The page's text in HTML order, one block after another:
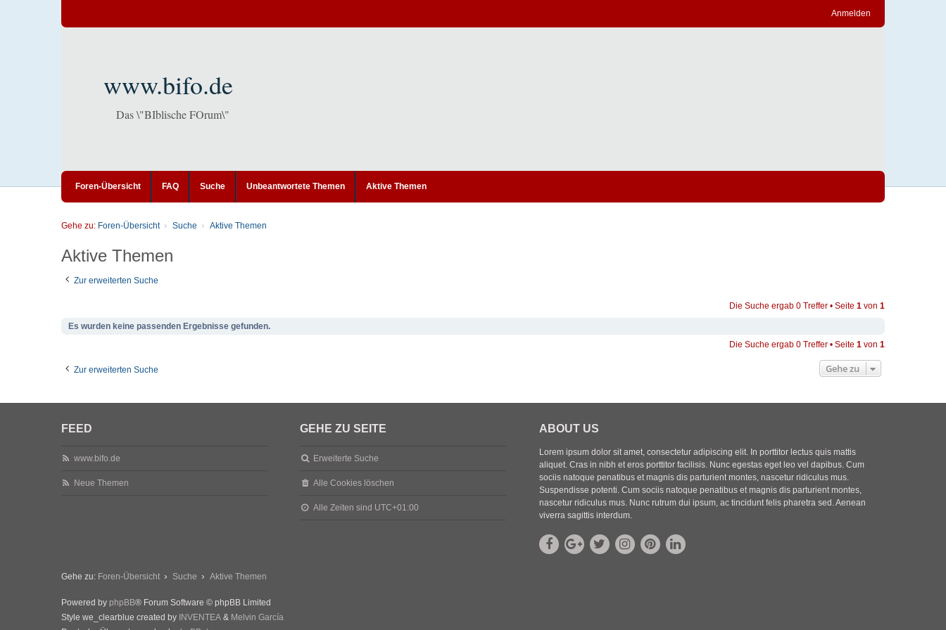
Anmelden
www.bifo.de
Das \"BIblische FOrum\"
Foren-Übersicht FAQ Suche Unbeantwortete Themen Aktive Themen
Gehe zu: Foren-Übersicht Suche Aktive Themen
Aktive Themen
Zur erweiterten Suche
Die Suche ergab 0 Treffer • Seite 1 von 1
Es wurden keine passenden Ergebnisse gefunden.
Die Suche ergab 0 Treffer • Seite 1 von 1
Zur erweiterten Suche Gehe zu
FEED
www.bifo.de
Neue Themen
GEHE ZU SEITE
Erweiterte Suche
Alle Cookies löschen
Alle Zeiten sind UTC+01:00
ABOUT US
Lorem ipsum dolor sit amet, consectetur adipiscing elit. In porttitor lectus quis mattis
aliquet. Cras in nibh et eros porttitor facilisis. Nunc egestas eget leo vel dapibus. Cum
sociis natoque penatibus et magnis dis parturient montes, nascetur ridiculus mus.
Suspendisse potenti. Cum sociis natoque penatibus et magnis dis parturient montes,
nascetur ridiculus mus. Nunc rutrum dui ipsum, ac tincidunt felis pharetra sed. Aenean
viverra sagittis interdum.
Gehe zu: Foren-Übersicht Suche Aktive Themen
Powered by phpBB® Forum Software © phpBB Limited
Style we_clearblue created by INVENTEA & Melvin García